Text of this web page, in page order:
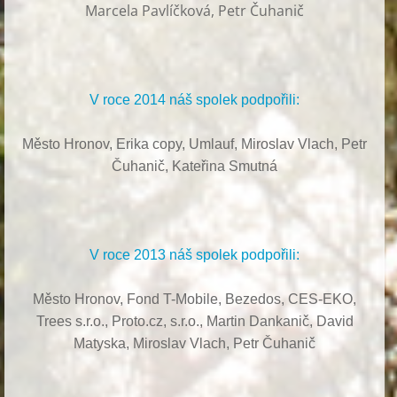
Marcela Pavlíčková, Petr Čuhanič
V roce 2014 náš spolek podpořili:
Město Hronov, Erika copy, Umlauf, Miroslav Vlach, Petr
Čuhanič, Kateřina Smutná
V roce 2013 náš spolek podpořili:
Město Hronov, Fond T-Mobile, Bezedos, CES-EKO,
Trees s.r.o., Proto.cz, s.r.o., Martin Dankanič, David
Matyska, Miroslav Vlach, Petr Čuhanič